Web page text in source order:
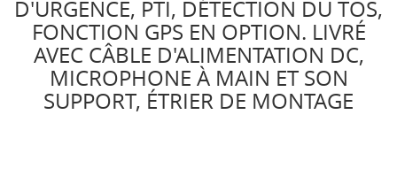
D'URGENCE, PTI, DÉTECTION DU TOS,
FONCTION GPS EN OPTION. LIVRÉ
AVEC CÂBLE D'ALIMENTATION DC,
MICROPHONE À MAIN ET SON
SUPPORT, ÉTRIER DE MONTAGE